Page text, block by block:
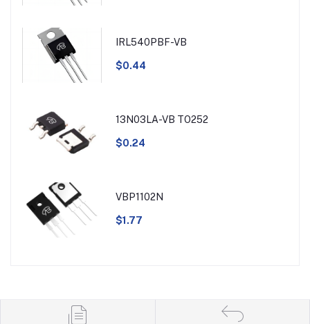
IRL540PBF-VB
$0.44
13N03LA-VB TO252
$0.24
VBP1102N
$1.77